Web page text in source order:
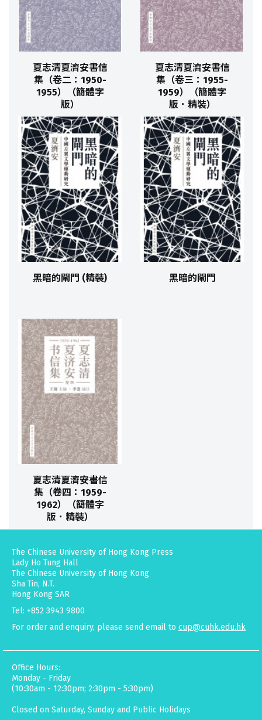
夏志清夏濟安書信
集（卷二：1950-
1955）（簡體字
版）
夏志清夏濟安書信
集（卷三：1955-
1959）（簡體字
版．精裝）
黑暗的閘門 (精裝) 黑暗的閘門
夏志清夏濟安書信
集（卷四：1959-
1962）（簡體字
版．精裝）
The Chinese University of Hong Kong Press
Lady Ho Tung Hall
The Chinese University of Hong Kong
Sha Tin, N.T.
Hong Kong SAR
Tel: +852 3943 9800
For order and enquiry, please send email to cup@cuhk.edu.hk
Office Hours:
Monday - Friday
(10:30am - 12:30pm; 2:30pm - 5:30pm)
Closed on Saturday, Sunday and Public Holidays